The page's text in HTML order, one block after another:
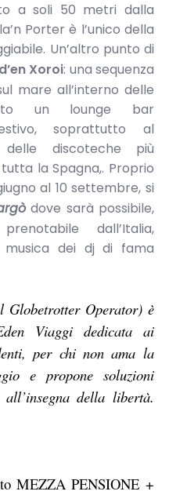
a soli 50 metri dalla
Porter è l’unico della
Un’altro punto di
d’en Xoroi: una sequenza
mare all’interno delle
un lounge bar
soprattutto al
discoteche più
la Spagna,. Proprio
al 10 settembre, si
dove sarà possibile,
dall’Italia,
musica dei dj di fama
Operator)è
Viaggi dedicata ai
per chi non ama la
e propone soluzioni
della libertà.
MEZZA PENSIONE +